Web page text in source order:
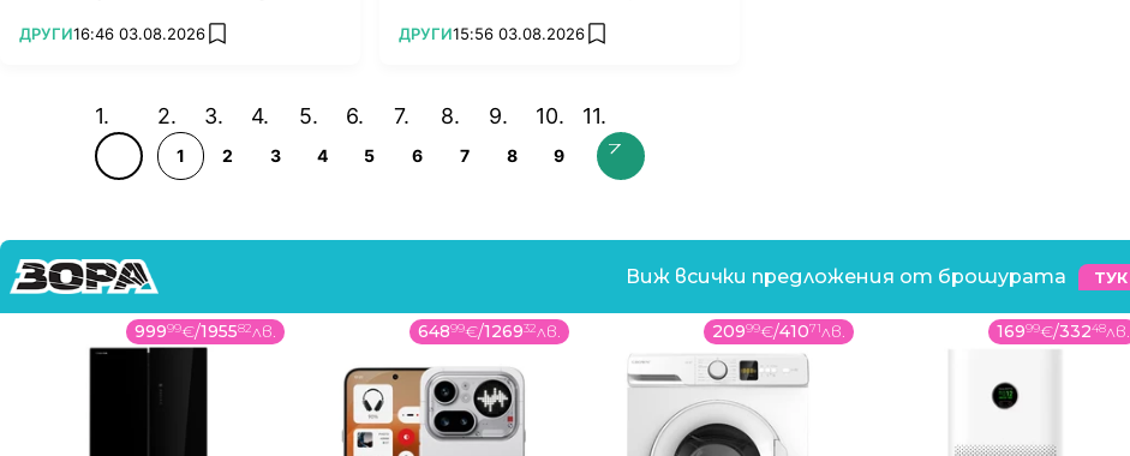
ПОВЕЧЕ ОТ
ДРУГИ16:46 03.08.2026 add favorites ПОВЕЧЕ ОТ
ДРУГИ15:56 03.08.2026 add favorites
1 2 3 4 5 6 7 8 9
Виж всички предложения от брошурата ТУК
99999€/195582лв. 64899€/126932лв. 20999€/41071лв. 16999€/33248лв.